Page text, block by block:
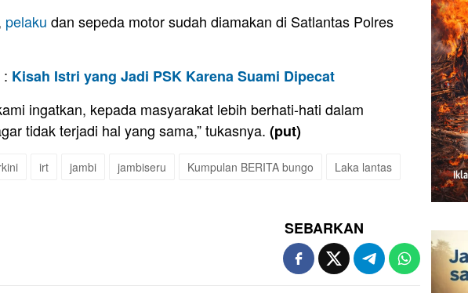
pelaku dan sepeda motor sudah diamakan di Satlantas Polres
: Kisah Istri yang Jadi PSK Karena Suami Dipecat
ingatkan, kepada masyarakat lebih berhati-hati dalam
tidak terjadi hal yang sama,” tukasnya. (put)
irt jambi jambiseru Kumpulan BERITA bungo
Laka lantas
SEBARKAN